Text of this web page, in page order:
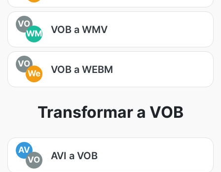
VO
WM
VOB a WMV
VO
We
VOB a WEBM
Transformar a VOB
AV
VO
AVI a VOB